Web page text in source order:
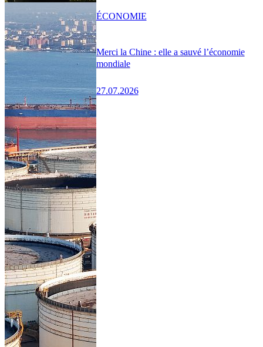
Merci la Chine : elle a sauvé l’économie
mondiale
27.07.2026
ÉCONOMIE